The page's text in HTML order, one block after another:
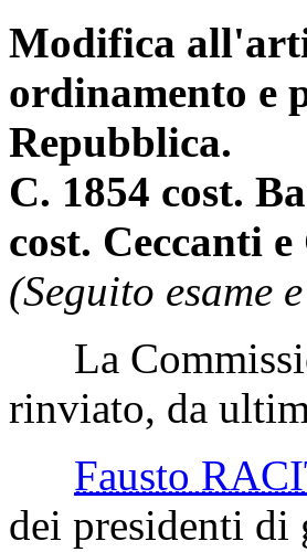
Modifica
ordinamento e
Repubblica.
C. 1854 cost.
cost. Ceccanti
(Seguito esame
La
rinviato, da
Fausto
dei presidenti di